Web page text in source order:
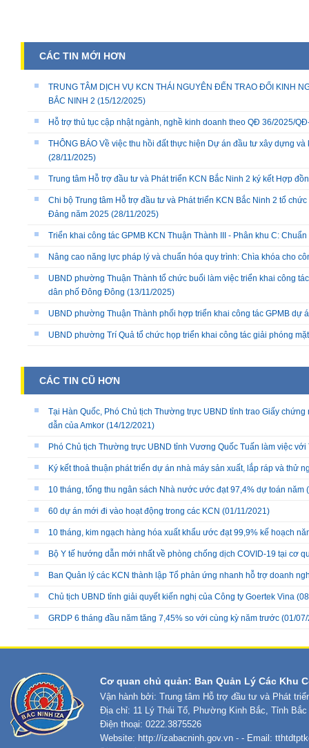
CÁC TIN MỚI HƠN
TRUNG TÂM DỊCH VỤ KCN THÁI NGUYÊN ĐẾN TRAO ĐỔI KINH
BẮC NINH 2 (15/12/2025)
Hỗ trợ thủ tục cập nhật ngành, nghề kinh doanh theo QĐ 36/2025/
THÔNG BÁO Về việc thu hồi đất thực hiện Dự án đầu tư xây dựng
(28/11/2025)
Trung tâm Hỗ trợ đầu tư và Phát triển KCN Bắc Ninh 2 ký kết Hợp
Chi bộ Trung tâm Hỗ trợ đầu tư và Phát triển KCN Bắc Ninh 2 tổ
Đảng năm 2025 (28/11/2025)
Triển khai công tác GPMB KCN Thuận Thành III - Phân khu C:
Nâng cao năng lực pháp lý và chuẩn hóa quy trình: Chìa khóa cho
UBND phường Thuận Thành tổ chức buổi làm việc triển khai công
dân phố Đông Đông (13/11/2025)
UBND phường Thuận Thành phối hợp triển khai công tác GPMB dự
UBND phường Trí Quả tổ chức họp triển khai công tác giải phóng
CÁC TIN CŨ HƠN
Tại Hàn Quốc, Phó Chủ tịch Thường trực UBND tỉnh trao Giấy
dẫn của Amkor (14/12/2021)
Phó Chủ tịch Thường trực UBND tỉnh Vương Quốc Tuấn làm việc
Ký kết thoả thuận phát triển dự án nhà máy sản xuất, lắp ráp và thử
10 tháng, tổng thu ngân sách Nhà nước ước đạt 97,4% dự toán năm
60 dự án mới đi vào hoạt động trong các KCN (01/11/2021)
10 tháng, kim ngạch hàng hóa xuất khẩu ước đạt 99,9% kế hoạch
Bộ Y tế hướng dẫn mới nhất về phòng chống dịch COVID-19 tại cơ
Ban Quản lý các KCN thành lập Tổ phản ứng nhanh hỗ trợ doanh
Chủ tịch UBND tỉnh giải quyết kiến nghị của Công ty Goertek Vina
GRDP 6 tháng đầu năm tăng 7,45% so với cùng kỳ năm trước (01/
Cơ quan chủ quản: Ban Quản Lý Các Khu
Vận hành bởi: Trung tâm Hỗ trợ đầu tư và Phát
Địa chỉ: 11 Lý Thái Tổ, Phường Kinh Bắc, Tỉnh Bắc
Điện thoại: 0222.3875526
Website: http://izabacninh.gov.vn - - Email: